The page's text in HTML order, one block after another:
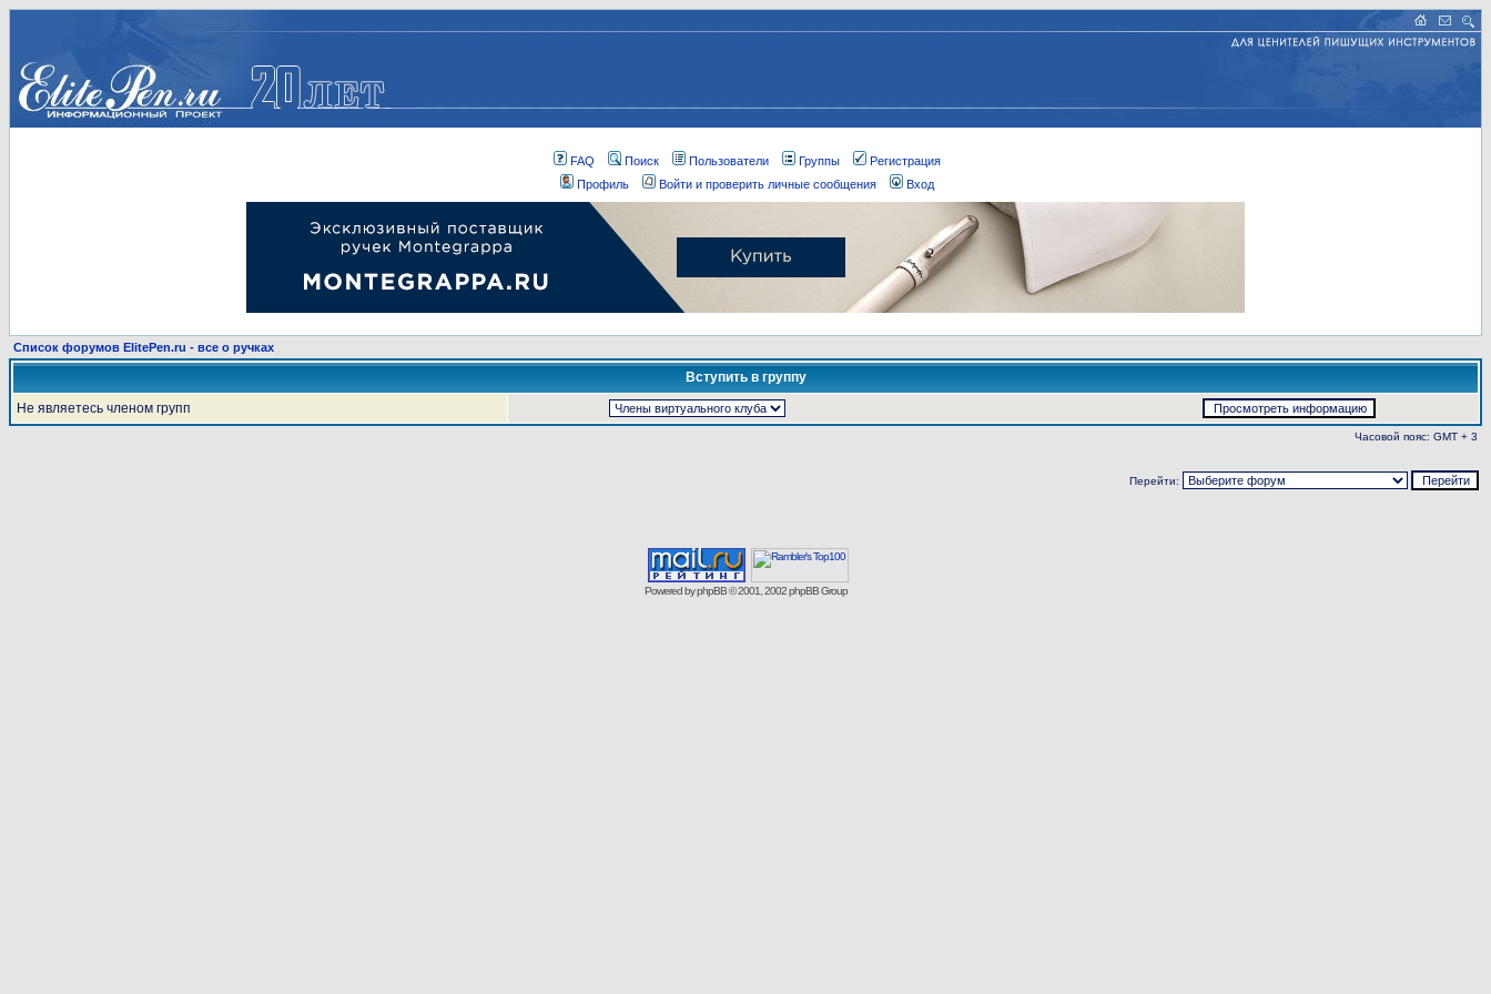
FAQ Поиск Пользователи Группы
Регистрация
Профиль
Войти и проверить личные сообщения Вход
Список форумов ElitePen.ru - все о ручках
Вступить в группу
Не являетесь членом групп
Часовой пояс: GMT + 3
Перейти:
Powered byphpBB© 2001, 2002 phpBB Group